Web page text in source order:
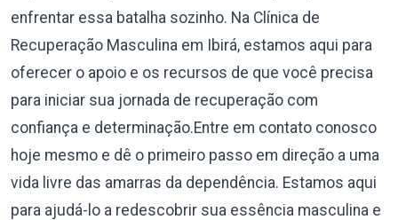
enfrentar essa batalha sozinho. Na Clínica de
Recuperação Masculina em Ibirá, estamos aqui para
oferecer o apoio e os recursos de que você precisa
para iniciar sua jornada de recuperação com
confiança e determinação.Entre em contato conosco
hoje mesmo e dê o primeiro passo em direção a uma
vida livre das amarras da dependência. Estamos aqui
para ajudá-lo a redescobrir sua essência masculina e